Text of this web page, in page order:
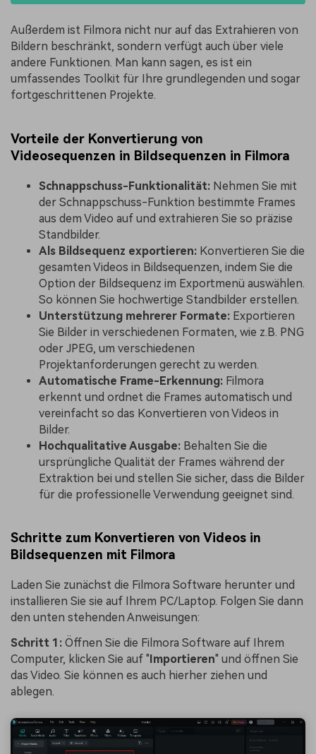
Außerdem ist Filmora nicht nur auf das Extrahieren von
Bildern beschränkt, sondern verfügt auch über viele
andere Funktionen. Man kann sagen, es ist ein
umfassendes Toolkit für Ihre grundlegenden und sogar
fortgeschrittenen Projekte.
Vorteile der Konvertierung von
Videosequenzen in Bildsequenzen in Filmora
Schnappschuss-Funktionalität: Nehmen Sie mit
der Schnappschuss-Funktion bestimmte Frames
aus dem Video auf und extrahieren Sie so präzise
Standbilder.
Als Bildsequenz exportieren: Konvertieren Sie die
gesamten Videos in Bildsequenzen, indem Sie die
Option der Bildsequenz im Exportmenü auswählen.
So können Sie hochwertige Standbilder erstellen.
Unterstützung mehrerer Formate: Exportieren
Sie Bilder in verschiedenen Formaten, wie z.B. PNG
oder JPEG, um verschiedenen
Projektanforderungen gerecht zu werden.
Automatische Frame-Erkennung: Filmora
erkennt und ordnet die Frames automatisch und
vereinfacht so das Konvertieren von Videos in
Bilder.
Hochqualitative Ausgabe: Behalten Sie die
ursprüngliche Qualität der Frames während der
Extraktion bei und stellen Sie sicher, dass die Bilder
für die professionelle Verwendung geeignet sind.
Schritte zum Konvertieren von Videos in
Bildsequenzen mit Filmora
Laden Sie zunächst die Filmora Software herunter und
installieren Sie sie auf Ihrem PC/Laptop. Folgen Sie dann
den unten stehenden Anweisungen:
Schritt 1: Öffnen Sie die Filmora Software auf Ihrem
Computer, klicken Sie auf " Importieren" und öffnen Sie
das Video. Sie können es auch hierher ziehen und
ablegen.